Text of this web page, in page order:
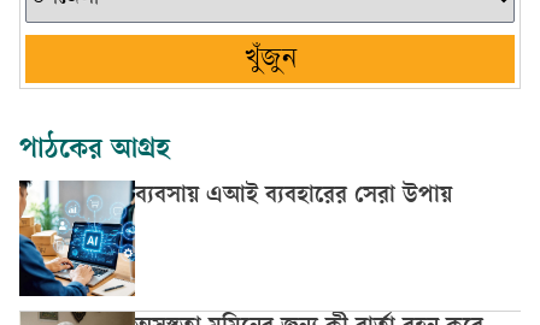
খুঁজুন
পাঠকের আগ্রহ
ব্যবসায় এআই ব্যবহারের সেরা উপায়